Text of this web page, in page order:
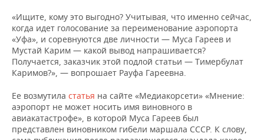
«Ищите, кому это выгодно? Учитывая, что именно сейчас,
когда идет голосование за переименование аэропорта
«Уфа», и соревнуются две личности — Муса Гареев и
Мустай Карим — какой вывод напрашивается?
Получается, заказчик этой подлой статьи — Тимербулат
Каримов?», — вопрошает Рауфа Гареевна.
Ее возмутила статья на сайте «Медиакорсети» «Мнение:
аэропорт не может носить имя виновного в
авиакатастрофе», в которой Муса Гареев был
представлен виновником гибели маршала СССР. К слову,